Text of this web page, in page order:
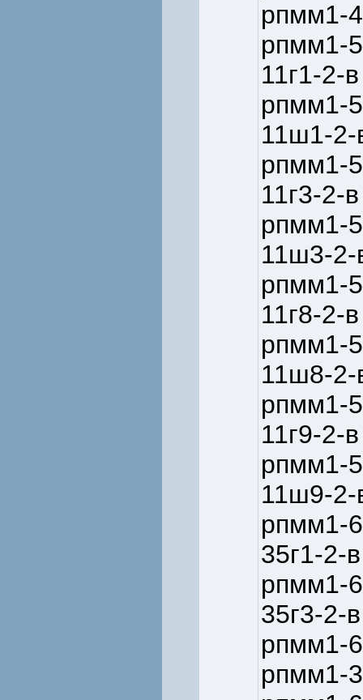
рпмм1-
рпмм1-
11г1-2-
рпмм1-
11ш1-
рпмм1-
11г3-2-
рпмм1-
11ш3-
рпмм1-
11г8-2-
рпмм1-
11ш8-
рпмм1-
11г9-2-
рпмм1-
11ш9-
рпмм1-
35г1-2-
рпмм1-
35г3-2-
рпмм1-
рпмм1-